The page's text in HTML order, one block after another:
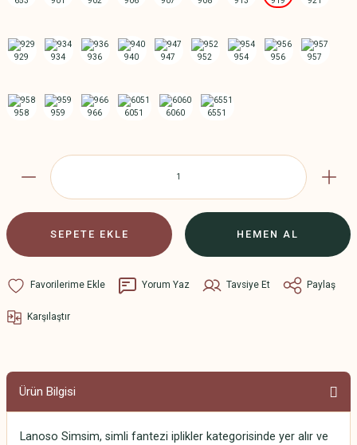
SEPETE EKLE HEMEN AL
Yorum Yaz Tavsiye Et Paylaş
Karşılaştır
Ürün Bilgisi
Lanoso Simsim, simli fantezi iplikler kategorisinde yer alır ve